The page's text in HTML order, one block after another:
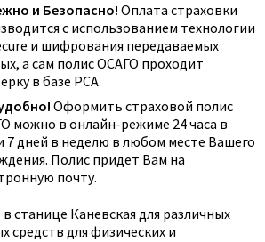
и Безопасно! Оплата страховки
с использованием технологии
и шифрования передаваемых
а сам полис ОСАГО проходит
в базе РСА.
Оформить страховой полис
можно в онлайн-режиме 24 часа в
7 дней в неделю в любом месте Вашего
Полис придет Вам на
почту.
станице Каневская для различных
средств для физических и